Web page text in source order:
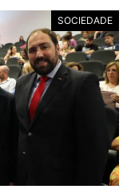
SOCIEDADE